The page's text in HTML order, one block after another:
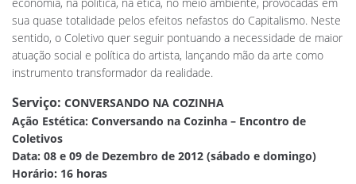
sua quase totalidade pelos efeitos nefastos do Capitalismo. Neste
sentido, o Coletivo quer seguir pontuando a necessidade de maior
atuação social e política do artista, lançando mão da arte como
instrumento transformador da realidade.
Serviço: CONVERSANDO NA COZINHA
Ação Estética: Conversando na Cozinha – Encontro de
Coletivos
Data: 08 e 09 de Dezembro de 2012 (sábado e domingo)
Horário: 16 horas